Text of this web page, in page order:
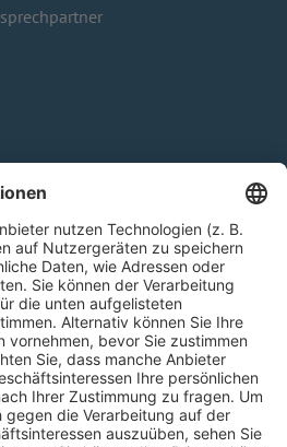
SEITEN